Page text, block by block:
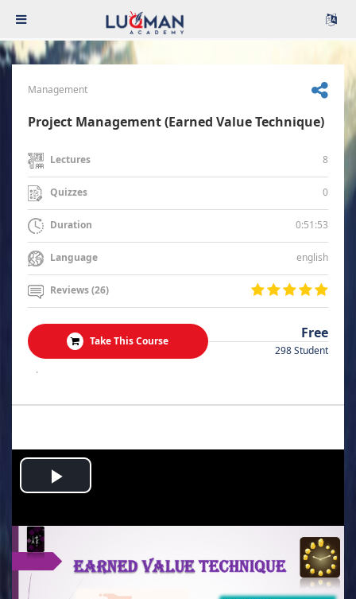
Management
Project Management (Earned Value Technique)
Lectures 8
Quizzes 0
Duration 0:51:53
Language english
Reviews (26)
Take This Course Free
298 Student
.
Play
Video